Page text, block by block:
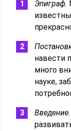
Эпиграф.
навести
много
науке,
Введение.